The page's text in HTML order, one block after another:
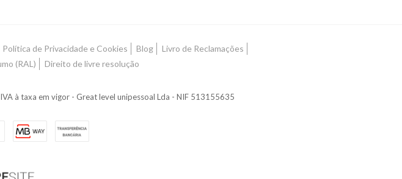
Política de Privacidade e Cookies Blog
Livro de Reclamações
(RAL)
Direito de livre resolução
à taxa em vigor - Great level unipessoal Lda - NIF 513155635